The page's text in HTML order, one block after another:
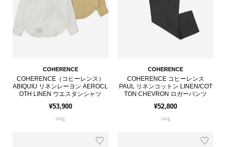
COHERENCE
COHERENCE（コヒーレンス）
ABIQUIU リネンレーヨン AEROCL
OTH LINEN ウエスタンシャツ
¥53,900
ring
COHERENCE
COHERENCE コヒーレンス
PAUL リネンコットン LINEN/COT
TON CHEVRON ロガーパンツ
¥52,800
ring